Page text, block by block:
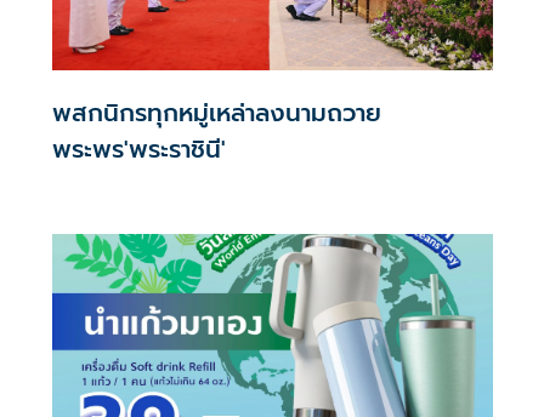
พสกนิกรทุกหมู่เหล่าลงนามถวาย
พระพร'พระราชินี'